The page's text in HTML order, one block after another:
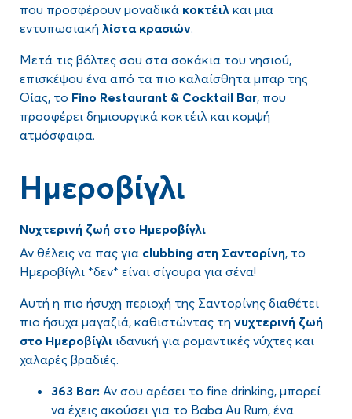
που προσφέρουν μοναδικά κοκτέιλ και μια
εντυπωσιακή λίστα κρασιών.
Μετά τις βόλτες σου στα σοκάκια του νησιού,
επισκέψου ένα από τα πιο καλαίσθητα μπαρ της
Οίας, το Fino Restaurant & Cocktail Bar, που
προσφέρει δημιουργικά κοκτέιλ και κομψή
ατμόσφαιρα.
Ημεροβίγλι
Νυχτερινή ζωή στο Ημεροβίγλι
Αν θέλεις να πας για clubbing στη Σαντορίνη, το
Ημεροβίγλι *δεν* είναι σίγουρα για σένα!
Αυτή η πιο ήσυχη περιοχή της Σαντορίνης διαθέτει
πιο ήσυχα μαγαζιά, καθιστώντας τη νυχτερινή ζωή
στο Ημεροβίγλι ιδανική για ρομαντικές νύχτες και
χαλαρές βραδιές.
363 Bar: Αν σου αρέσει το fine drinking, μπορεί
να έχεις ακούσει για το Baba Au Rum, ένα